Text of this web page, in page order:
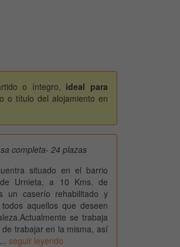
o íntegro, ideal para
o título del alojamiento en
completa- 24 plazas
situado en el barrio
Urnieta, a 10 Kms. de
un caserío rehabilitado y
aquellos que deseen
se trabaja
trabajar en la misma, así
seguir leyendo